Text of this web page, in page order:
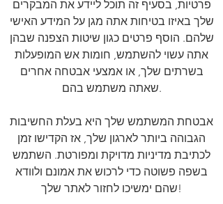
פרטיות, בסעיף זה תוכל ליידע את המבקרים
שלך באיזו בטיחות אתה מגן על המידע האישי
שלהם. הוסף פרטים כגון שיטות הצפנה שבהן
אתה עשוי להשתמש, חומות אש המופעלות
בשרתים שלך, או אמצעי אבטחה אחרים
שאתה משתמש בהם.
אבטחת המשתמש שלך היא בעלת החשיבות
הגבוהה ביותר לארגון שלך, אז הקדישו זמן
לכתיבת מדיניות מדויקת ומפורטת. השתמש
בשפה פשוטה כדי לרכוש את אמונם ולוודא
שהם ימשיכו לחזור לאתר שלך!